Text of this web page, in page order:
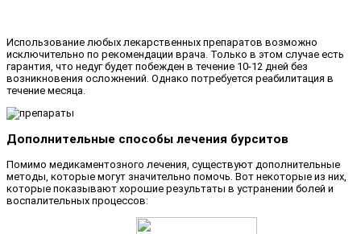
Использование любых лекарственных препаратов возможно
исключительно по рекомендации врача. Только в этом случае есть
гарантия, что недуг будет побежден в течение 10-12 дней без
возникновения осложнений. Однако потребуется реабилитация в
течение месяца.
Дополнительные способы лечения бурситов
Помимо медикаментозного лечения, существуют дополнительные
методы, которые могут значительно помочь. Вот некоторые из них,
которые показывают хорошие результаты в устранении болей и
воспалительных процессов: